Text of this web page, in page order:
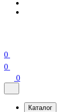
0
0
0
Каталог